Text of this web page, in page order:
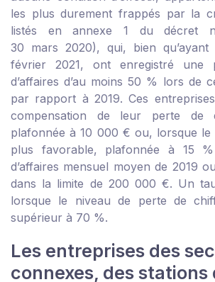
les plus durement frappés par la
listés enannexe 1 du décret
30 mars 2020), qui, bien
février 2021, ont enregistré une
d’affaires d’au moins 50 % lors de
par rapport à 2019. Ces
compensation de leur perte de
plafonnée à 10 000 € ou, lorsque le
plus favorable, plafonnée à 15
d’affaires mensuel moyen de 2019
dans la limite de 200 000 €. Un
lorsque le niveau de perte de
supérieur à 70 %.
Les entreprises des
connexes, des stations